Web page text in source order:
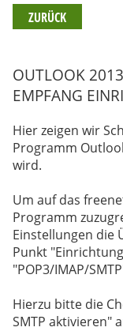
ZURÜCK
OUTLOOK
EMPFANG
Hier zeigen wir
Programm
wird.
Um auf das
Programm
Einstellungen die
Punkt
"POP3/IMAP/
Hierzu bitte die
SMTP aktivieren"